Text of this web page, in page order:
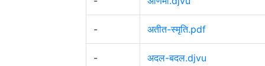
- अतीत-स्मृति.pdf
- अदल-बदल.djvu